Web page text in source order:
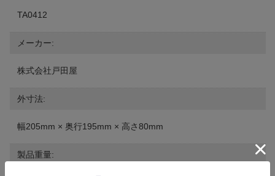
TA0412
メーカー:
株式会社戸田屋
外寸法:
幅205mm × 奥行195mm × 高さ80mm
製品重量: